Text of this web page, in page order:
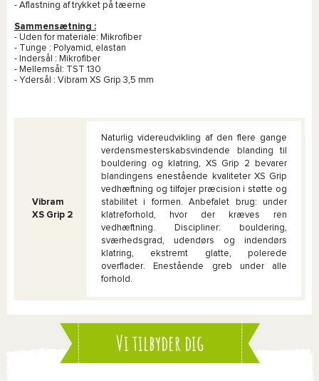
- Aflastning af trykket på tæerne
Sammensætning :
- Uden for materiale: Mikrofiber
- Tunge : Polyamid, elastan
- Indersål : Mikrofiber
- Mellemsål: TST 130
- Ydersål : Vibram XS Grip 3,5 mm
Vibram
XS Grip 2
Naturlig videreudvikling af den flere gange
verdensmesterskabsvindende blanding til
bouldering og klatring, XS Grip 2 bevarer
blandingens enestående kvaliteter XS Grip
vedhæftning og tilføjer præcision i støtte og
stabilitet i formen. Anbefalet brug: under
klatreforhold, hvor der kræves ren
vedhæftning. Discipliner: bouldering,
sværhedsgrad, udendørs og indendørs
klatring, ekstremt glatte, polerede
overflader. Enestående greb under alle
forhold.
Vi tilbyder dig